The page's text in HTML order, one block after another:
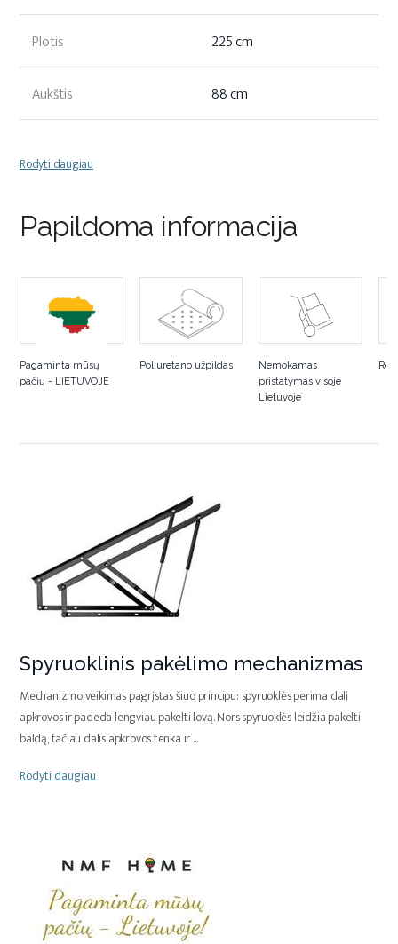
Plotis 225 cm
Aukštis 88 cm
Rodyti daugiau
Papildoma informacija
Pagaminta mūsų
pačių - LIETUVOJE
Poliuretano užpildas
Nemokamas
pristatymas visoje
Lietuvoje
Spyruoklinis pakėlimo mechanizmas
Mechanizmo veikimas pagrįstas šiuo principu: spyruoklės perima dalį
apkrovos ir padeda lengviau pakelti lovą. Nors spyruoklės leidžia pakelti
baldą, tačiau dalis apkrovos tenka ir...
Rodyti daugiau